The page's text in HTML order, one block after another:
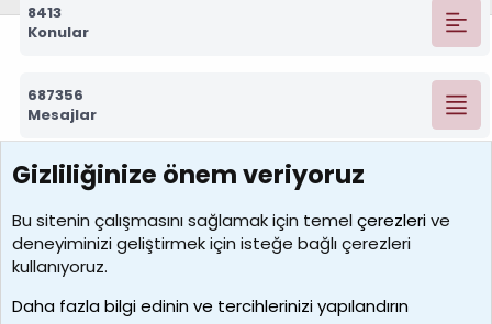
8413
Konular
687356
Mesajlar
7392
Kullanıcılar
MosesBrownHayranı
Son üye
Gizliliğinize önem veriyoruz
Bu sitenin çalışmasını sağlamak için temelçerezlerive
deneyiminizi geliştirmek için isteğe bağlı çerezleri
kullanıyoruz.
Daha fazla bilgi edinin ve tercihlerinizi yapılandırın